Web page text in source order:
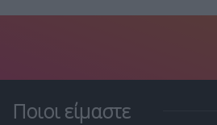
Ποιοι είμαστε